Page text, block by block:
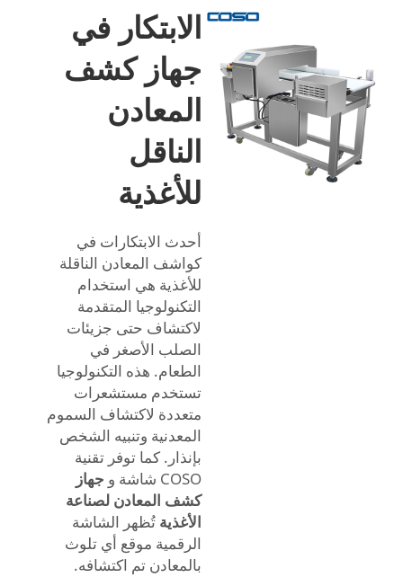
الابتكار في
جهاز كشف
المعادن
الناقل
للأغذية
أحدث الابتكارات في
كواشف المعادن الناقلة
للأغذية هي استخدام
التكنولوجيا المتقدمة
لاكتشاف حتى جزيئات
الصلب الأصغر في
الطعام. هذه التكنولوجيا
تستخدم مستشعرات
متعددة لاكتشاف السموم
المعدنية وتنبيه الشخص
بإنذار. كما توفر تقنية
COSO شاشة و
جهاز
كشف المعادن لصناعة
الأغذية تُظهر الشاشة
الرقمية موقع أي تلوث
بالمعادن تم اكتشافه.